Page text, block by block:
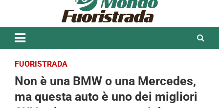
FUORISTRADA
Non è una BMW o una Mercedes,
ma questa auto è uno dei migliori